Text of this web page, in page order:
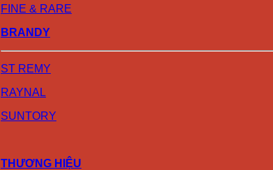
FINE & RARE
BRANDY
ST REMY
RAYNAL
SUNTORY
THƯƠNG HIỆU